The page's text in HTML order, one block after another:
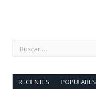
RECIENTES POPULARES